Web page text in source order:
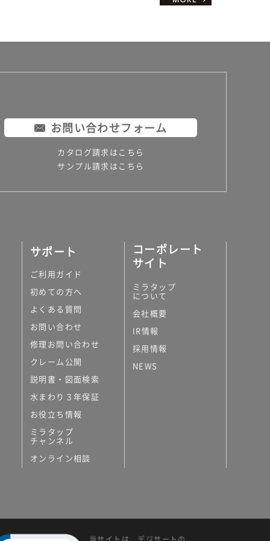
お問い合わせフォーム
カタログ請求はこちら
サンプル請求はこちら
サポート
ご利用ガイド
初めての方へ
よくある質問
お問い合わせ
修理お問い合わせ
クレーム公開
説明書・図面検索
水まわり３年保証
お役立ち情報
ミラタップ
チャンネル
オンライン相談
コーポレート
サイト
ミラタップ
について
会社概要
IR情報
採用情報
NEWS